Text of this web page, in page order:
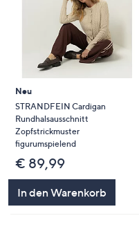
Neu
STRANDFEIN Cardigan
Rundhalsausschnitt
Zopfstrickmuster
figurumspielend
€ 89,99
In den Warenkorb